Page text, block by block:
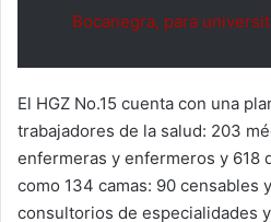
Bocanegra, para
El HGZ No.15 cuenta con una
trabajadores de la salud: 203
enfermeras y enfermeros y 618
como 134 camas: 90 censables
consultorios de especialidades